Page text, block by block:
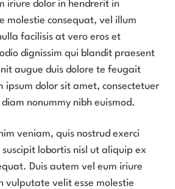
iriure dolor in hendrerit in
molestie consequat, vel illum
facilisis at vero eros et
dignissim qui blandit praesent
augue duis dolore te feugait
ipsum dolor sit amet, consectetuer
nonummy nibh euismod.
veniam, quis nostrud exerci
lobortis nisl ut aliquip ex
Duis autem vel eum iriure
vulputate velit esse molestie